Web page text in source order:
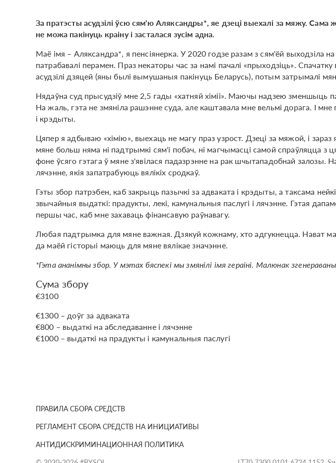
За пратэсты асудзілі ўсю сям'ю Аляксандры*, яе дзеці выехалі за мяжу.
не можа пакінуць краіну і засталася зусім адна.
Маё імя – Аляксандра*, я пенсіянерка. У 2020 годзе разам з сям'ёй выходзіла
патрабавалі перамен. Праз некаторы час за намі пачалі «прыходзіць».
асудзілі дзяцей (яны былі вымушаныя пакінуць Беларусь), потым затрымалі
Нядаўна суд прысудзіў мне 2,5 гады «хатняй хіміі». Маючы надзею зменшыць
На жаль, гэта не змяніла рашэнне суда, але каштавала мне вельмі дорага. І мне
і крэдыты.
Цяпер я адбываю «хімію», выехаць не магу праз узрост. Дзеці за мяжой, і зараз
мяне больш няма ні падтрымкі сям'і побач, ні магчымасці самой спраўляцца з
фоне ўсяго гэтага ў мяне з'явілася падазрэнне на рак шчытападобнай залозы.
лячэнне, якія запатрабуюць вялікіх сродкаў.
Гэты збор патрэбен, каб закрыць пазычкі за адваката і крэдыты, а таксама
звычайныя выдаткі: прадукты, лекі, камунальныя паслугі і лячэнне. Гэтая
першы час, каб мне захаваць фінансавую раўнавагу.
Любая падтрымка для мяне важная. Дзякуй кожнаму, хто адгукнецца. Нават
да маёй гісторыі маюць для мяне вялікае значэнне.
*Гэта ананімны збор. У мэтах бяспекі мы змянілі імя гераіні. Малюнак
Сума збору
€3100
€1300 – доўг за адваката
€800 – выдаткі на абследаванне і лячэнне
€1000 – выдаткі на прадукты і камунальныя паслугі
ПРАВИЛА СБОРА СРЕДСТВ
РЕГЛАМЕНТ СБОРА СРЕДСТВ НА ИНИЦИАТИВЫ
АНТИДИСКРИМИНАЦИОННАЯ ПОЛИТИКА